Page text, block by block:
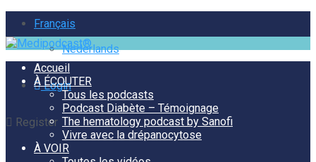
Français
Nederlands
Login
Register
Accueil
À ÉCOUTER
Tous les podcasts
Podcast Diabète – Témoignage
The hematology podcast by Sanofi
Vivre avec la drépanocytose
À VOIR